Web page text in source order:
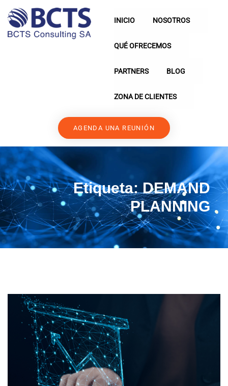
INICIO NOSOTROS
QUÉ OFRECEMOS
PARTNERS BLOG
ZONA DE CLIENTES
AGENDA UNA REUNIÓN
Etiqueta:DEMAND
PLANNING